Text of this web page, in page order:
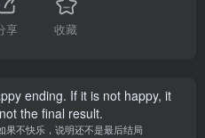
享 收藏
ending. If it is not happy, it
the final result.
果不快乐，说明还不是最后结局